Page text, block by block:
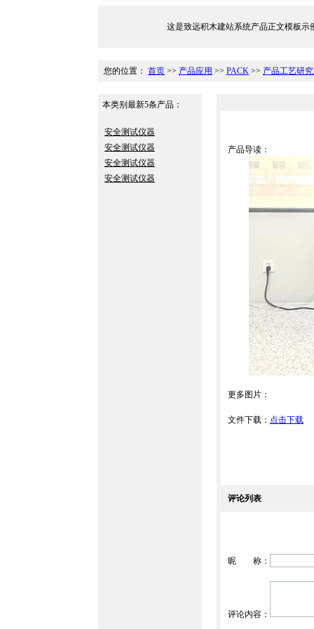
这是致远积木建站系统产品正文模板示
您的位置： 首页 >> 产品应用 >> PACK >> 产品工艺研
本类别最新5条产品：
安全测试仪器
安全测试仪器
安全测试仪器
安全测试仪器
产品导读：
更多图片：
文件下载： 点击下载
评论列表
昵 称：
评论内容：